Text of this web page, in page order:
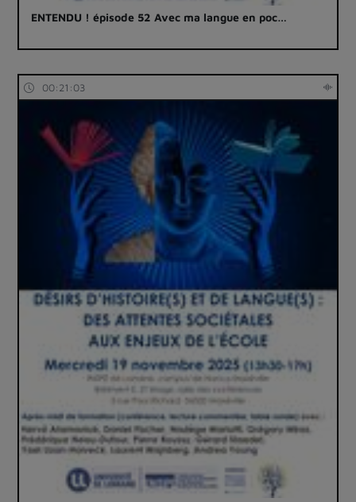
ENTENDU ! épisode 52 Avec ma langue en poc…
00:21:03